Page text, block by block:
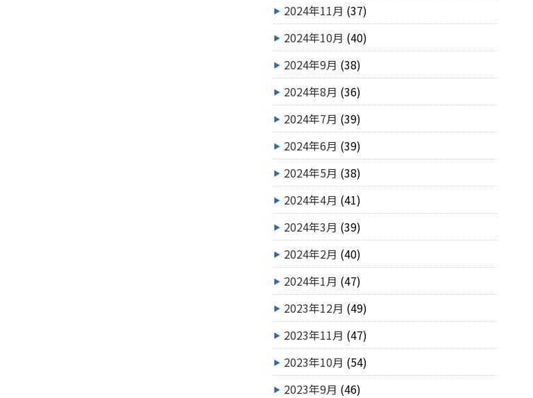
2024年11月 (37)
2024年10月 (40)
2024年9月 (38)
2024年8月 (36)
2024年7月 (39)
2024年6月 (39)
2024年5月 (38)
2024年4月 (41)
2024年3月 (39)
2024年2月 (40)
2024年1月 (47)
2023年12月 (49)
2023年11月 (47)
2023年10月 (54)
2023年9月 (46)